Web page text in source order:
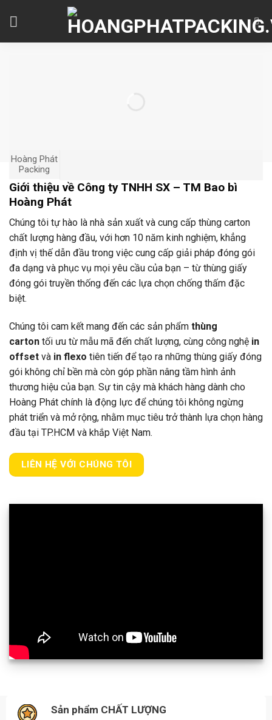
Hoàng Phát
Packing
Giới thiệu về Công ty TNHH SX – TM Bao bì
Hoàng Phát
Chúng tôi tự hào là nhà sản xuất và cung cấp thùng carton
chất lượng hàng đầu, với hơn 10 năm kinh nghiệm, khẳng
định vị thế dẫn đầu trong việc cung cấp giải pháp đóng gói
đa dạng và phục vụ mọi yêu cầu của bạn – từ thùng giấy
đóng gói truyền thống đến các lựa chọn chống thấm đặc
biệt.
Chúng tôi cam kết mang đến các sản phẩm thùng
carton tối ưu từ mẫu mã đến chất lượng, cùng công nghệ in
offset và in flexo tiên tiến để tạo ra những thùng giấy đóng
gói không chỉ bền mà còn góp phần nâng tầm hình ảnh
thương hiệu của bạn. Sự tin cậy mà khách hàng dành cho
Hoàng Phát chính là động lực để chúng tôi không ngừng
phát triển và mở rộng, nhằm mục tiêu trở thành lựa chọn hàng
đầu tại TP.HCM và khắp Việt Nam.
LIÊN HỆ VỚI CHÚNG TÔI
Sản phẩm CHẤT LƯỢNG